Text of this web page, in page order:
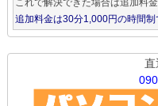
これで解決できた場合は追加料
追加料金は30分1,000円の時間制
直